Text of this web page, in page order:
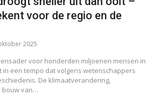
voor de regio en de
2025
voor honderden miljoenen mensen in
in een tempo dat volgens wetenschappers
De klimaatverandering,
bouw van…